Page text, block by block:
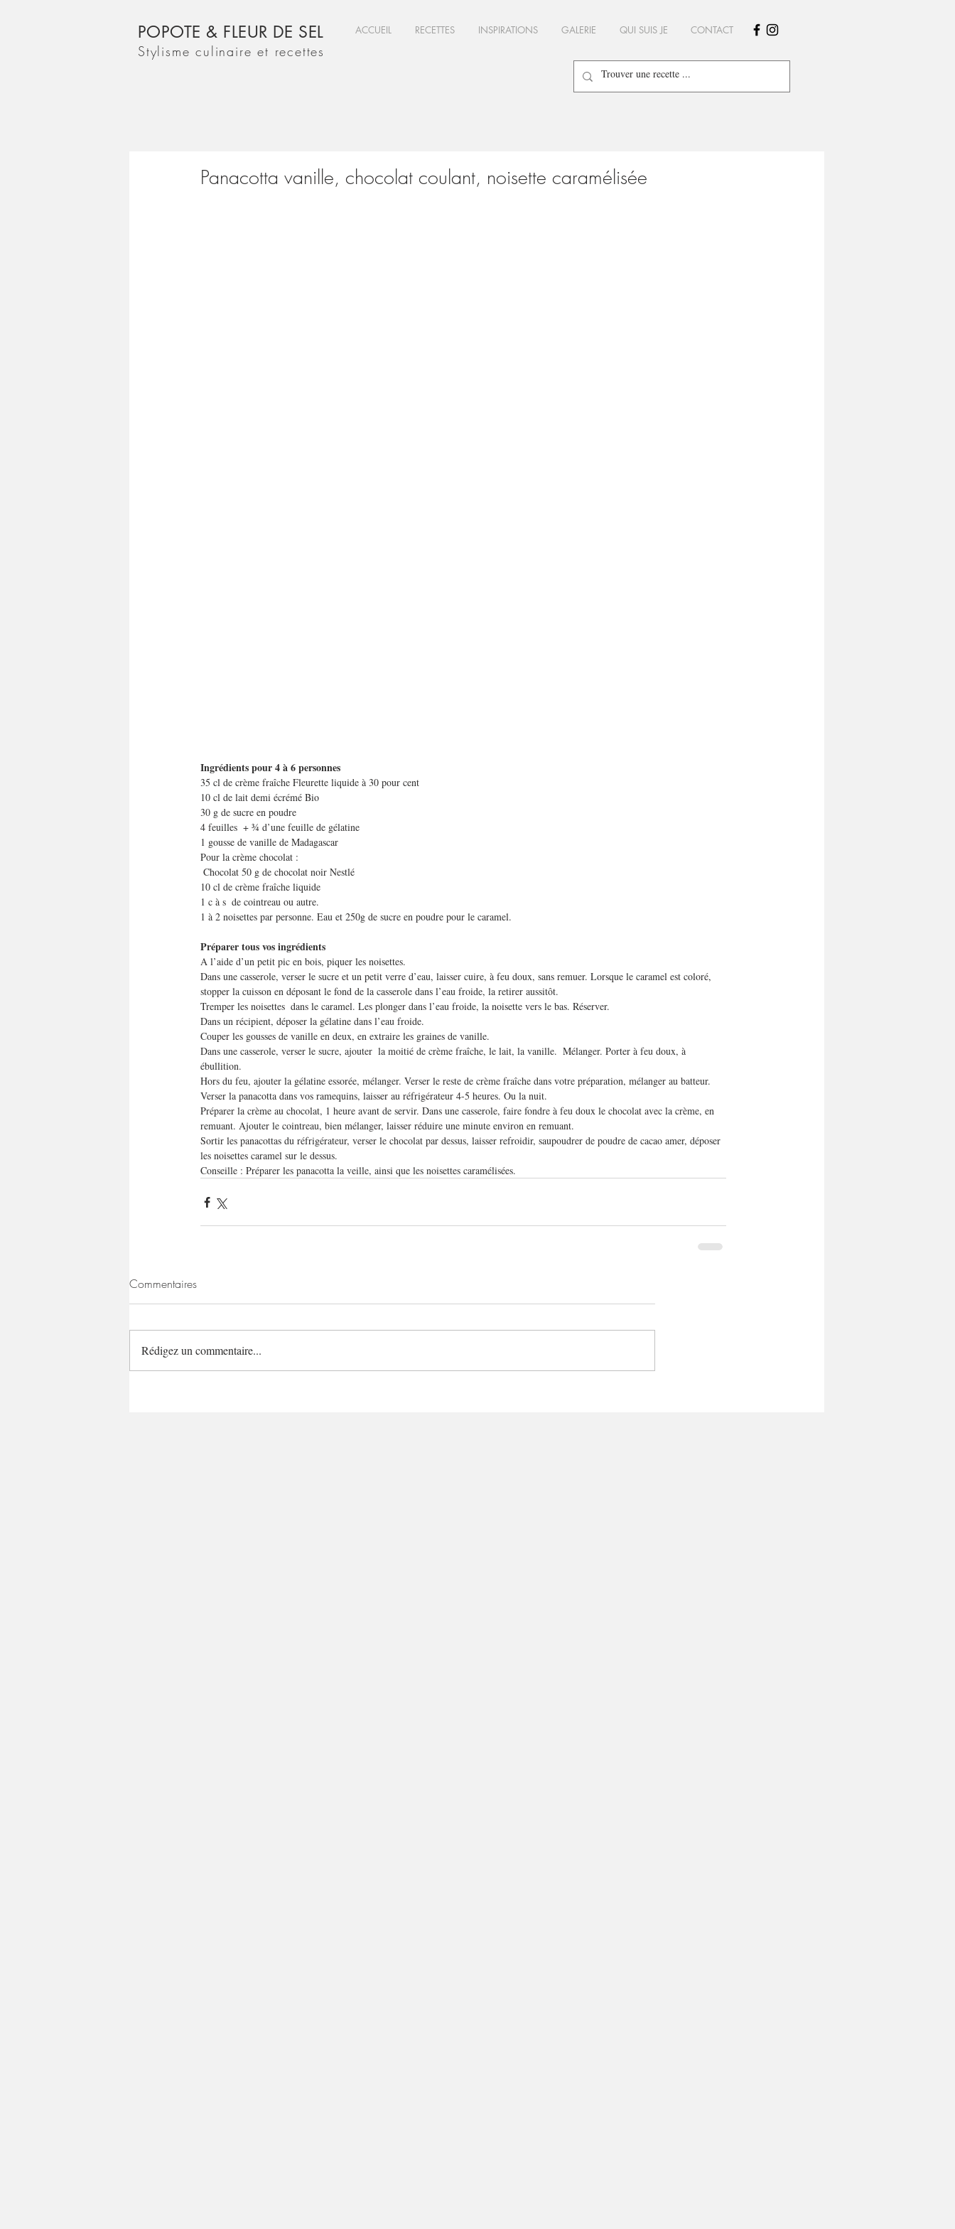
POPOTE & FLEUR DE SEL
Stylisme culinaire et recettes
ACCUEIL RECETTES INSPIRATIONS GALERIE QUI SUIS JE CONTACT
Panacotta vanille, chocolat coulant, noisette caramélisée
Ingrédients pour 4 à 6 personnes
35 cl de crème fraîche Fleurette liquide à 30 pour cent
10 cl de lait demi écrémé Bio
30 g de sucre en poudre
4 feuilles  + ¾ d’une feuille de gélatine
1 gousse de vanille de Madagascar
Pour la crème chocolat :
Chocolat 50 g de chocolat noir Nestlé
10 cl de crème fraîche liquide
1 c à s  de cointreau ou autre.
1 à 2 noisettes par personne. Eau et 250g de sucre en poudre pour le caramel.
Préparer tous vos ingrédients
A l’aide d’un petit pic en bois, piquer les noisettes.
Dans une casserole, verser le sucre et un petit verre d’eau, laisser cuire, à feu doux, sans remuer. Lorsque le caramel est coloré,
stopper la cuisson en déposant le fond de la casserole dans l’eau froide, la retirer aussitôt.
Tremper les noisettes  dans le caramel. Les plonger dans l’eau froide, la noisette vers le bas. Réserver.
Dans un récipient, déposer la gélatine dans l’eau froide.
Couper les gousses de vanille en deux, en extraire les graines de vanille.
Dans une casserole, verser le sucre, ajouter  la moitié de crème fraîche, le lait, la vanille.  Mélanger. Porter à feu doux, à
ébullition.
Hors du feu, ajouter la gélatine essorée, mélanger. Verser le reste de crème fraîche dans votre préparation, mélanger au batteur.
Verser la panacotta dans vos ramequins, laisser au réfrigérateur 4-5 heures. Ou la nuit.
Préparer la crème au chocolat, 1 heure avant de servir. Dans une casserole, faire fondre à feu doux le chocolat avec la crème, en
remuant. Ajouter le cointreau, bien mélanger, laisser réduire une minute environ en remuant.
Sortir les panacottas du réfrigérateur, verser le chocolat par dessus, laisser refroidir, saupoudrer de poudre de cacao amer, déposer
les noisettes caramel sur le dessus.
Conseille : Préparer les panacotta la veille, ainsi que les noisettes caramélisées.
Commentaires
Rédigez un commentaire...